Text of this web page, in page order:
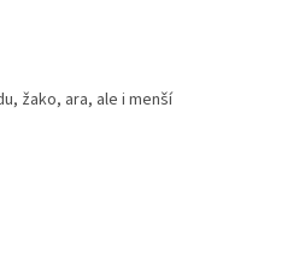
žako, ara, ale i menší